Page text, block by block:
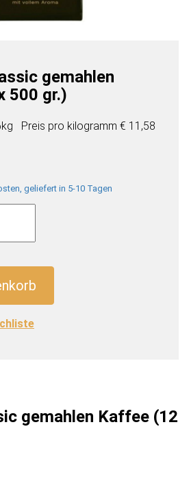
gemahlen
500 gr.)
Preis pro kilogramm € 11,58
geliefert in 5-10 Tagen
gemahlen Kaffee (12